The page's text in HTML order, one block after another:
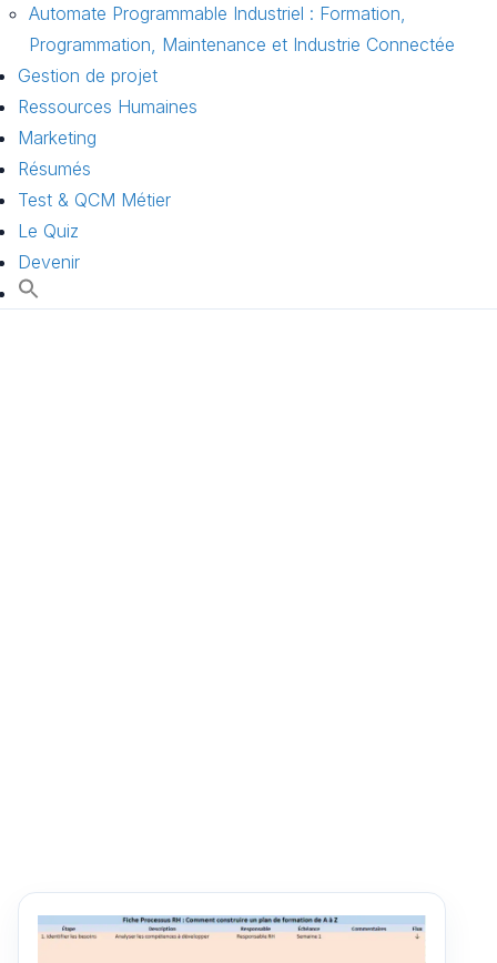
Automate Programmable Industriel : Formation,
Programmation, Maintenance et Industrie Connectée
Gestion de projet
Ressources Humaines
Marketing
Résumés
Test & QCM Métier
Le Quiz
Devenir